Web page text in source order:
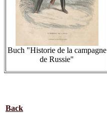
Buch "Historie de la campagne
de Russie"
Back